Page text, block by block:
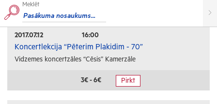
Izstādes
Koncerti
Izrādes
Festivāli un svētki
Kino
Citi pasākumi
Meklēt
2017.07.12 16:00
Koncertlekcija “Pēterim Plakidim - 70”
Vidzemes koncertzāles “Cēsis” Kamerzāle
3€ - 6€ Pirkt